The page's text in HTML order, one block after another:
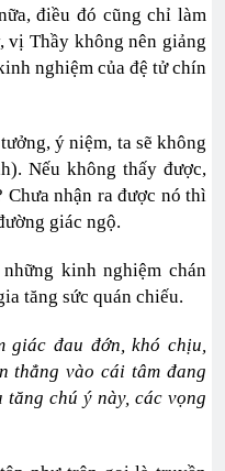
điều đó cũng chỉ làm
vị Thầy không nên giảng
nghiệm của đệ tử chín
ý niệm, ta sẽ không
Nếu không thấy được,
Chưa nhận ra được nó thì
giác ngộ.
kinh nghiệm chán
tăng sức quán chiếu.
giác đau đớn, khó chịu,
thẳng vào cái tâm đang
tăng chú ý này, các vọng